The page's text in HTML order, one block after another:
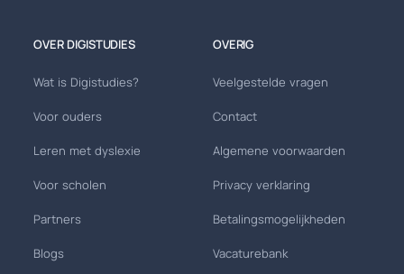
OVER DIGISTUDIES
Wat is Digistudies?
Voor ouders
Leren met dyslexie
Voor scholen
Partners
Blogs
OVERIG
Veelgestelde vragen
Contact
Algemene voorwaarden
Privacy verklaring
Betalingsmogelijkheden
Vacaturebank